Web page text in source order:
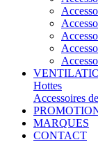
Hottes
Accessoires
MARQUES
CONTACT